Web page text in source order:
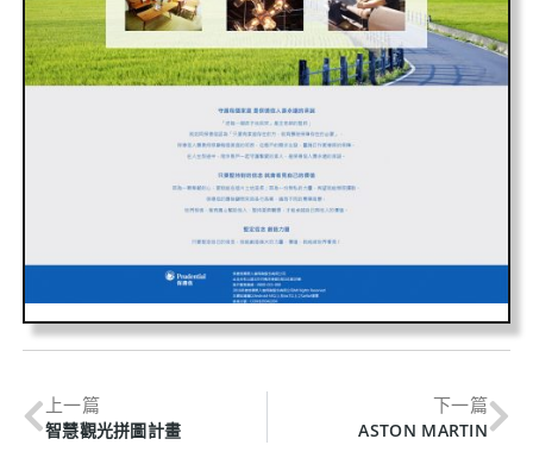
上一篇
智慧觀光拼圖計畫
下一篇
ASTON MARTIN